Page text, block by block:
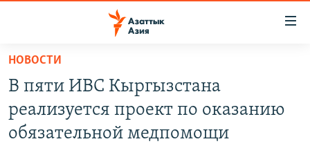
Вернуться
основному
содержанию
ВернутсяКЫРГЫЗСТАН
ВОЙНА В УКРАИНЕ
НОВОСТИ
В пяти ИВС Кыргызстана
реализуется проект по оказанию
обязательной медпомощи